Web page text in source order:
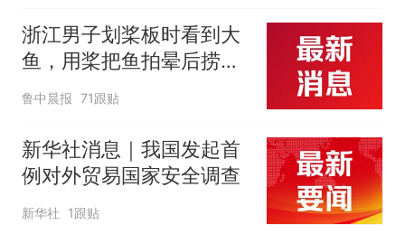
浙江男子划桨板时看到大
鱼，用桨把鱼拍晕后捞
起；当事人：鱼重7斤6
味道很好
鲁中晨报 71跟贴
新华社消息｜我国发起首
例对外贸易国家安全调查
新华社 1跟贴